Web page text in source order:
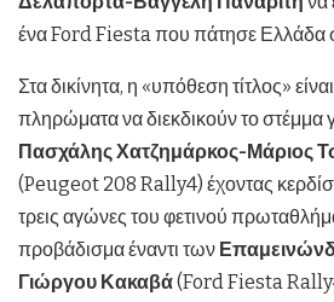
ένα Ford Fiesta που πάτησε Ελλάδα
Στα δικίνητα, η «υπόθεση τίτλος»
πληρώματα να διεκδικούν το στέμμα
Πασχάλης Χατζημάρκος-Μάριος
(Peugeot 208 Rally4) έχοντας
τρεις αγώνες του φετινού
προβάδισμα έναντι των
Γιώργου Κακαβά(Ford Fiesta